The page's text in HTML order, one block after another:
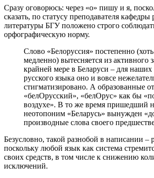
Сразу оговорюсь: через «о» пишу и я,
сказать, по статусу преподавателя кафедры
литературы БГУ положено строго
орфографическую норму.
Слово «Белоруссия» постепенно
медленно) вытесняется из активного
крайней мере в Беларуси – для наших
русского языка оно и вовсе
стигматизировано. А образованные
«белОрусский», «белОрус» как бы
воздухе». В то же время пришедший
неотопоним «Беларусь» вынужден
производные слова своего
Безусловно, такой разнобой в написании –
поскольку любой язык как система
своих средств, в том числе к снижению
исключений.